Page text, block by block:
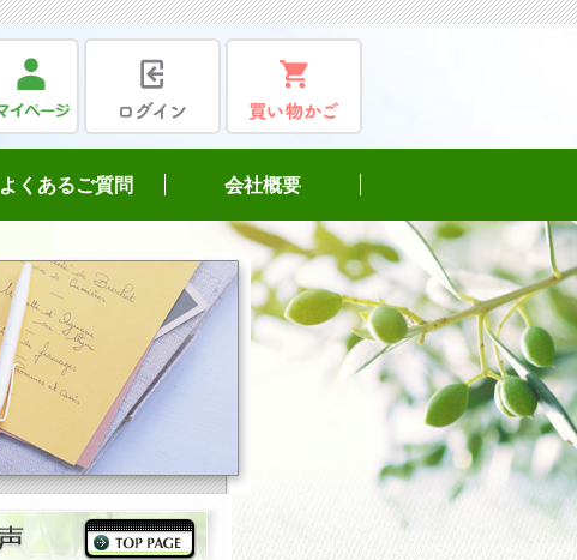
よくあるご質問 会社概要